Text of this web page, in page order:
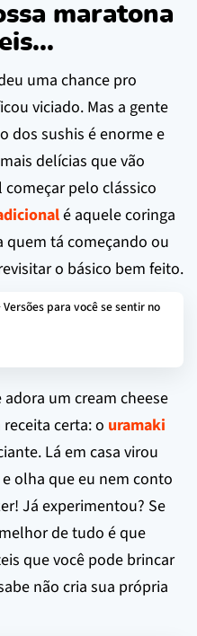
maratona
uma chance pro
viciado. Mas a gente
dos sushis é enorme e
delícias que vão
pelo clássico
é aquele coringa
tá começando ou
o básico bem feito.
Versões para você se sentir no
um cream cheese
certa: o uramaki
Lá em casa virou
olha que eu nem conto
Já experimentou? Se
de tudo é que
que você pode brincar
não cria sua própria